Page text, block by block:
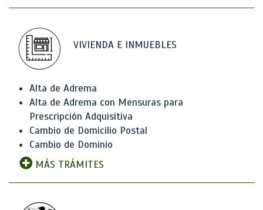
VIVIENDA E INMUEBLES
Alta de Adrema
Alta de Adrema con Mensuras para
Prescripción Adquisitiva
Cambio de Domicilio Postal
Cambio de Dominio
MÁS TRÁMITES